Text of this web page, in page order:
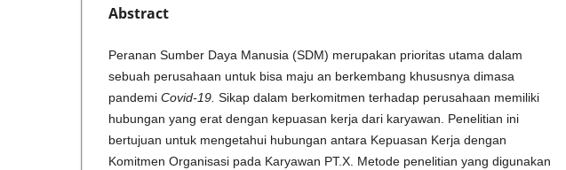
Abstract
Peranan Sumber Daya Manusia (SDM) merupakan prioritas utama dalam
sebuah perusahaan untuk bisa maju an berkembang khususnya dimasa
pandemi Covid-19. Sikap dalam berkomitmen terhadap perusahaan memiliki
hubungan yang erat dengan kepuasan kerja dari karyawan. Penelitian ini
bertujuan untuk mengetahui hubungan antara Kepuasan Kerja dengan
Komitmen Organisasi pada Karyawan PT.X. Metode penelitian yang digunakan